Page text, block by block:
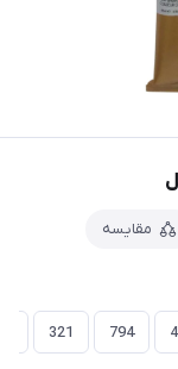
مقایسه
794
321